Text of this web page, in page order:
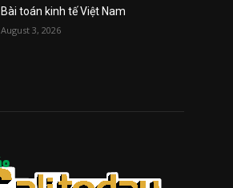
Bài toán kinh tế Việt Nam
August 3, 2026